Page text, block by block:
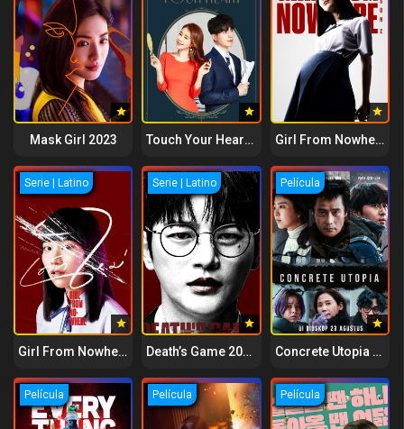
Mask Girl 2023 Touch Your Heart 2019 Girl From Nowhere 2021
Serie | Latino
Girl From Nowhere 2018
Serie | Latino
Death’s Game 2023
Película
Concrete Utopia 2023
Película Película Película